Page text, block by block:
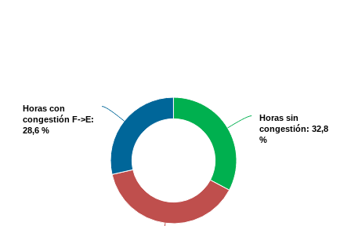
Horas sin
congestión: 32,8
%
Horas sin
congestión: 32,8
%
Horas con
congestión F->E:
28,6 %
Horas con
congestión F->E:
28,6 %